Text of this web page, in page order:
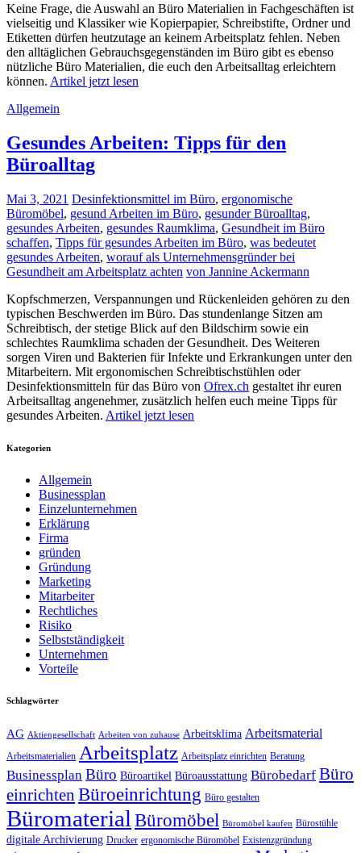
Keine Frage, die Auswahl an Büro Materialien in Fachgeschäften ist
vielseitig und Klassiker wie Kopierpapier, Schreibstifte, Ordner und
Etiketten dürfen heutzutage an keinem Arbeitsplatz fehlen. Neben
den alltäglichen Gebrauchsgegenständen im Büro gibt es ebenso
nützliche Büro Materialien, die euch den Arbeitsalltag erleichtern
können. Artikel jetzt lesen
Allgemein
Gesundes Arbeiten: Tipps für den
Büroalltag
Mai 3, 2021 Desinfektionsmittel im Büro, ergonomische
Büromöbel, gesund Arbeiten im Büro, gesunder Büroalltag,
gesundes Arbeiten, gesundes Raumklima, Gesundheit im Büro
schaffen, Tipps für gesundes Arbeiten im Büro, was bedeutet
gesundes Arbeiten, worauf als Unternehmensgründer bei
Gesundheit am Arbeitsplatz achten von Jannine Ackermann
Kopfschmerzen, Verspannungen und Rückenleiden gehören zu den
typischen Beschwerden im Büro. Das stundenlange Sitzen am
Schreibtisch, der stetige Blick auf den Bildschirm sowie ein
schlechtes Raumklima schaden der Gesundheit. Des Weiteren
sorgen Viren und Bakterien für Infekte und Erkrankungen unter den
Mitarbeitern. Mit ergonomischen Schreibtischstühlen oder
Desinfektionsmitteln für das Büro von Ofrex.ch gestaltet ihr euren
Arbeitsalltag angenehmer, zusätzlich helfen euch meine Tipps für
gesundes Arbeiten. Artikel jetzt lesen
Kategorien
Allgemein
Businessplan
Einzelunternehmen
Erklärung
Firma
gründen
Gründung
Marketing
Mitarbeiter
Rechtliches
Risiko
Selbstständigkeit
Unternehmen
Vorteile
Schlagwörter
AG Aktiengesellschaft Arbeiten von zuhause Arbeitsklima Arbeitsmaterial
Arbeitsmaterialien Arbeitsplatz Arbeitsplatz einrichten Beratung
Businessplan Büro Büroartikel Büroausstattung Bürobedarf Büro
einrichten Büroeinrichtung Büro gestalten
BüromaterialBüromöbel Büromöbel kaufen Bürostühle
digitale Archivierung Drucker ergonomische Büromöbel Existenzgründung